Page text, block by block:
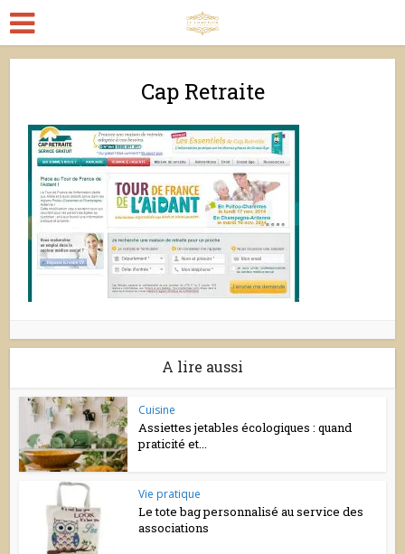
Cap Retraite
A lire aussi
Cuisine
Assiettes jetables écologiques : quand
praticité et...
Vie pratique
Le tote bag personnalisé au service des
associations